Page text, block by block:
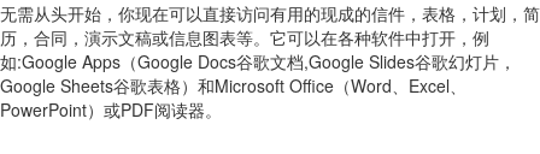
无需从头开始，你现在可以直接访问有用的现成的信件，表格，计划，简
历，合同，演示文稿或信息图表等。它可以在各种软件中打开，例
如:Google Apps（Google Docs谷歌文档,Google Slides谷歌幻灯片，
Google Sheets谷歌表格）和Microsoft Office（Word、Excel、
PowerPoint）或PDF阅读器。